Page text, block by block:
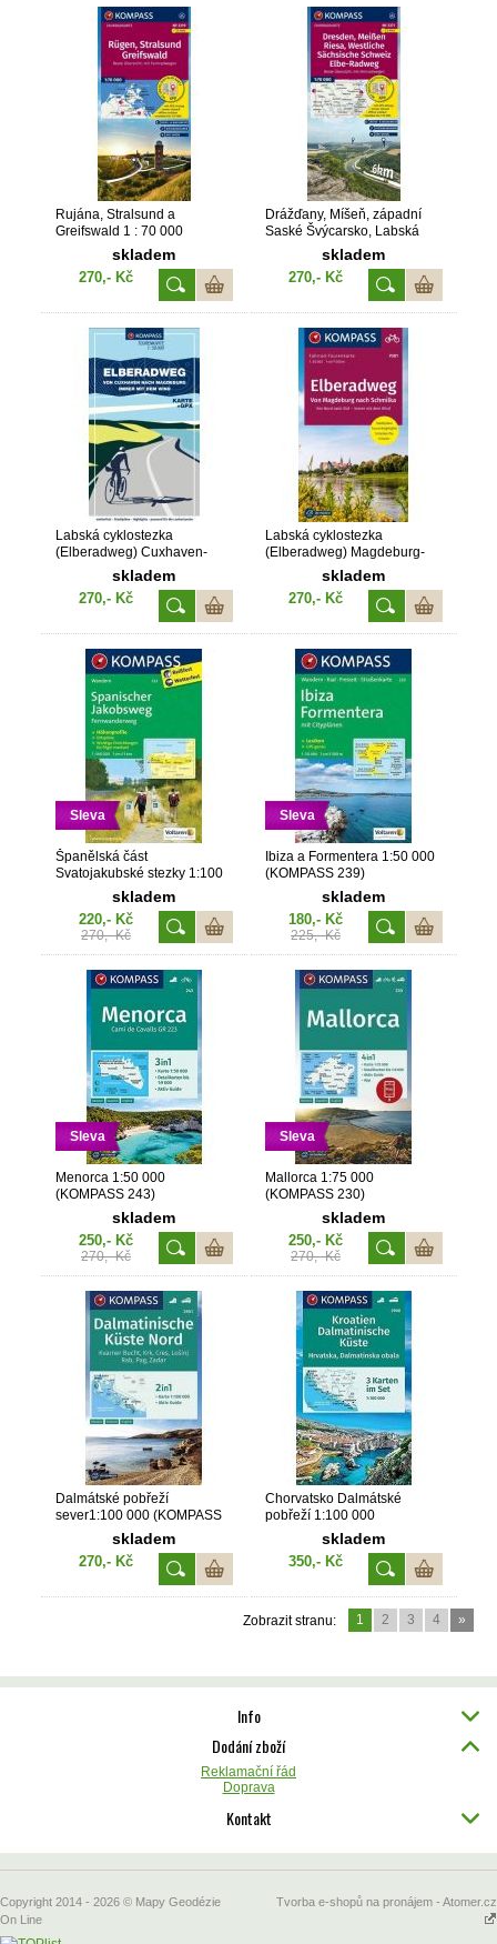
Rujána, Stralsund a
Greifswald 1 : 70 000
(KOMPASS 3319)
skladem
270,- Kč
Drážďany, Míšeň, západní
Saské Švýcarsko, Labská
cyklostezka 1 : 70 000
(KOMPASS 3371)
skladem
270,- Kč
Labská cyklostezka
(Elberadweg) Cuxhaven-
Magdeburg 1 : 50 000
(KOMPASS 7002)
skladem
270,- Kč
Labská cyklostezka
(Elberadweg) Magdeburg-
Schmilka 1 : 50 000
(KOMPASS 7001)
skladem
270,- Kč
Sleva
Španělská část
Svatojakubské stezky 1:100
000 (KOMPASS 133)
skladem
220,- Kč
270,- Kč
Sleva
Ibiza a Formentera 1:50 000
(KOMPASS 239)
skladem
180,- Kč
225,- Kč
Sleva
Menorca 1:50 000
(KOMPASS 243)
skladem
250,- Kč
270,- Kč
Sleva
Mallorca 1:75 000
(KOMPASS 230)
skladem
250,- Kč
270,- Kč
Dalmátské pobřeží
sever1:100 000 (KOMPASS
skladem
270,- Kč
Chorvatsko Dalmátské
pobřeží 1:100 000
(KOMPASS 2900)
skladem
350,- Kč
Zobrazit stranu: 1 2 3 4 »
Info
Dodání zboží
Reklamační řád
Doprava
Kontakt
Copyright 2014 - 2026 © Mapy Geodézie
On Line
Tvorba e-shopů na pronájem - Atomer.cz